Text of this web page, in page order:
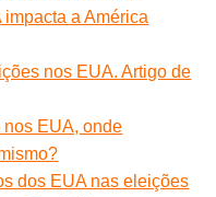
a América
nos EUA. Artigo de
EUA, onde
dos EUA nas eleições